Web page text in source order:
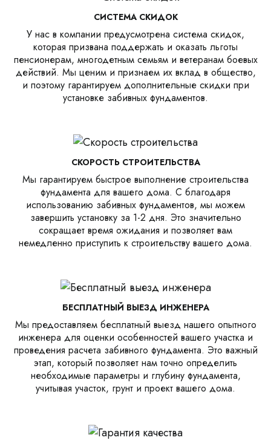
СИСТЕМА СКИДОК
У нас в компании предусмотрена система скидок,
которая призвана поддержать и оказать льготы
пенсионерам, многодетным семьям и ветеранам боевых
действий. Мы ценим и признаем их вклад в общество,
и поэтому гарантируем дополнительные скидки при
установке забивных фундаментов.
СКОРОСТЬ СТРОИТЕЛЬСТВА
Мы гарантируем быстрое выполнение строительства
фундамента для вашего дома. С благодаря
использованию забивных фундаментов, мы можем
завершить установку за 1-2 дня. Это значительно
сокращает время ожидания и позволяет вам
немедленно приступить к строительству вашего дома.
БЕСПЛАТНЫЙ ВЫЕЗД ИНЖЕНЕРА
Мы предоставляем бесплатный выезд нашего опытного
инженера для оценки особенностей вашего участка и
проведения расчета забивного фундамента. Это важный
этап, который позволяет нам точно определить
необходимые параметры и глубину фундамента,
учитывая участок, грунт и проект вашего дома.